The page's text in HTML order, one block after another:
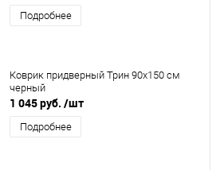
Подробнее
Коврик придверный Трин 90x150 см
черный
1 045 руб. /шт
Подробнее